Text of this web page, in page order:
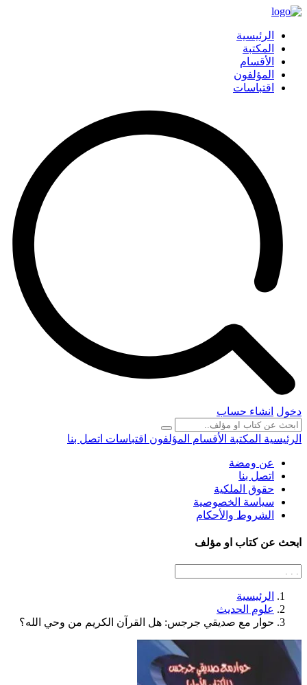
الرئيسية
المكتبة
الأقسام
المؤلفون
اقتباسات
دخول انشاء حساب
الرئيسية المكتبة الأقسام المؤلفون اقتباسات اتصل بنا
عن ومضة
اتصل بنا
حقوق الملكية
سياسة الخصوصية
الشروط والأحكام
ابحث عن كتاب او مؤلف
الرئيسية
علوم الحديث
حوار مع صديقي جرجس: هل القرآن الكريم من وحي الله؟